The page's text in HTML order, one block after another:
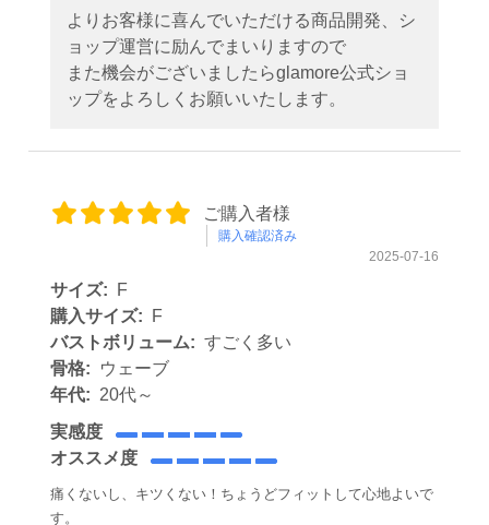
よりお客様に喜んでいただける商品開発、シ
ョップ運営に励んでまいりますので
また機会がございましたらglamore公式ショ
ップをよろしくお願いいたします。
ご購入者様
購入確認済み
2025-07-16
サイズ:
F
購入サイズ:
F
バストボリューム: すごく多い
骨格:
ウェーブ
年代: 20代～
実感度
オススメ度
痛くないし、キツくない！ちょうどフィットして心地よいで
す。